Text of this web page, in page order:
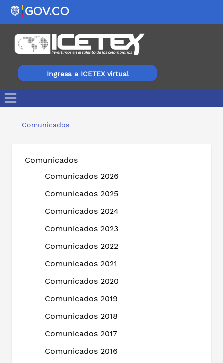
Ingresa a ICETEX virtual
Comunicados
Comunicados
Comunicados 2026
Comunicados 2025
Comunicados 2024
Comunicados 2023
Comunicados 2022
Comunicados 2021
Comunicados 2020
Comunicados 2019
Comunicados 2018
Comunicados 2017
Comunicados 2016